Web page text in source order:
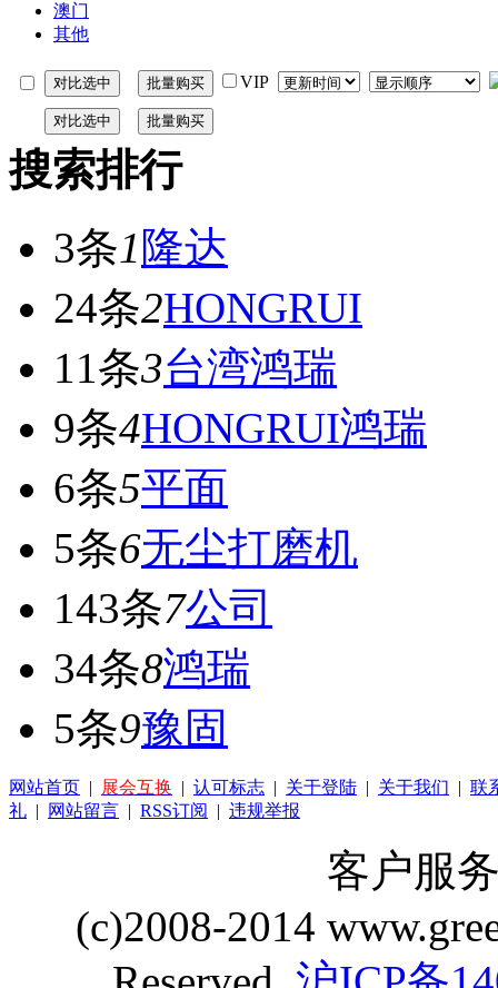
澳门
其他
VIP
搜索排行
3条1 隆达
24条2HONGRUI
11条3台湾鸿瑞
9条4HONGRUI鸿瑞
6条5平面
5条6无尘打磨机
143条7公司
34条8鸿瑞
5条9豫固
网站首页 | 展会互换 | 认可标志 | 关于登陆 | 关于我们 | 联
礼 | 网站留言 | RSS订阅 | 违规举报
客户服
(c)2008-2014